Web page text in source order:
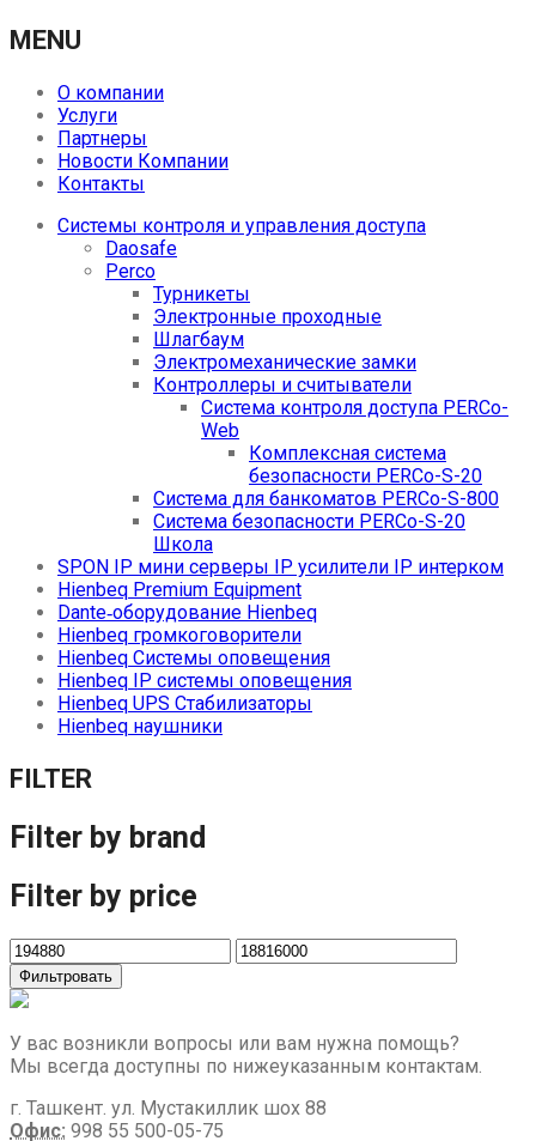
MENU
О компании
Услуги
Партнеры
Новости Компании
Контакты
Системы контроля и управления доступа
Daosafe
Perco
Турникеты
Электронные проходные
Шлагбаум
Электромеханические замки
Контроллеры и считыватели
Система контроля доступа PERCo-
Web
Комплексная система
безопасности PERCo-S-20
Система для банкоматов PERCo-S-800
Система безопасности PERCo-S-20
Школа
SPON IP мини серверы IP усилители IP интерком
Hienbeq Premium Equipment
Dante‑оборудование Hienbeq
Hienbeq громкоговорители
Hienbeq Системы оповещения
Hienbeq IP системы оповещения
Hienbeq UPS Стабилизаторы
Hienbeq наушники
FILTER
Filter by brand
Filter by price
Фильтровать
У вас возникли вопросы или вам нужна помощь?
Мы всегда доступны по нижеуказанным контактам.
г. Ташкент. ул. Мустакиллик шох 88
Офис: 998 55 500-05-75